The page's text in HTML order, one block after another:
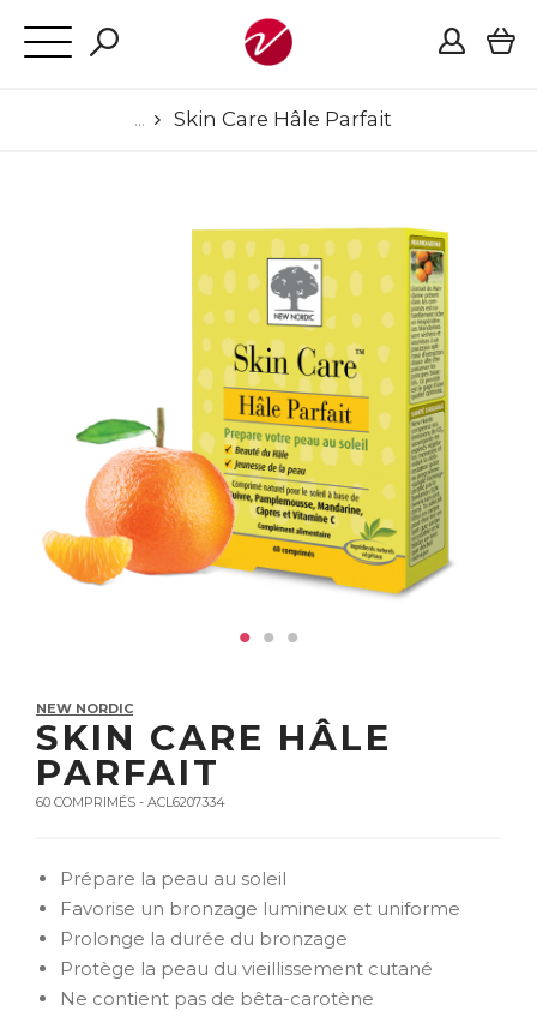
Skin Care Hâle Parfait
NEW NORDIC
SKIN CARE HÂLE
PARFAIT
60 COMPRIMÉS - ACL6207334
Prépare la peau au soleil
Favorise un bronzage lumineux et uniforme
Prolonge la durée du bronzage
Protège la peau du vieillissement cutané
Ne contient pas de bêta-carotène